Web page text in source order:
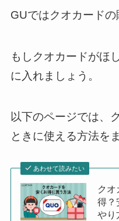
GUではクオカードの
もしクオカードがほ
に入れましょう。
以下のページでは、
ときに使える方法を
あわせて読みたい
クオ
得？
やり